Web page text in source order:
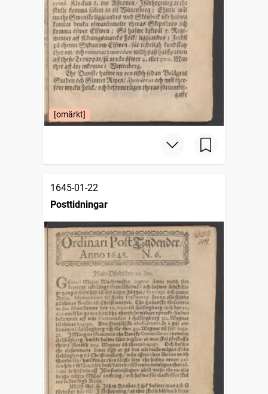
[omärkt]
1645-01-22
Posttidningar